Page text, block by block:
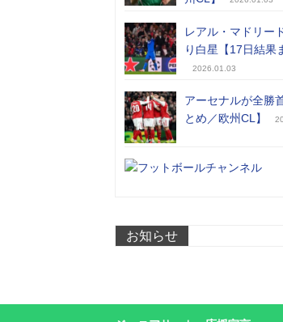
レアル・マドリー
り白星【17日結果
2026.01.03
アーセナルが全勝
とめ／欧州CL】
お知らせ